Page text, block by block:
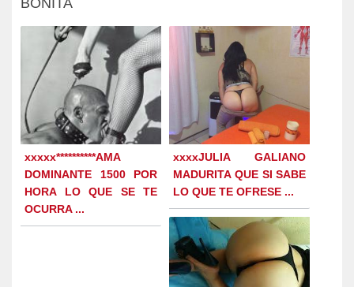
xxxxx**********AMA
DOMINANTE 1500 POR
HORA LO QUE SE TE
OCURRA ...
xxxxJULIA GALIANO
MADURITA QUE SI SABE
LO QUE TE OFRESE ...